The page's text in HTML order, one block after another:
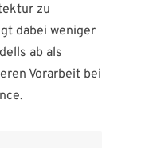
zu
dabei weniger
ab als
Vorarbeit bei